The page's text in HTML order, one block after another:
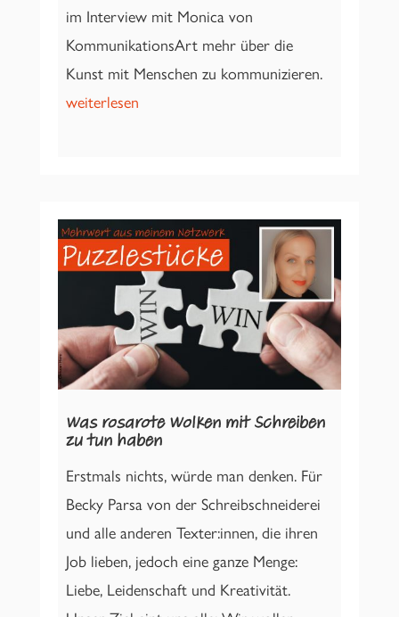
im Interview mit Monica von
KommunikationsArt mehr über die
Kunst mit Menschen zu kommunizieren.
weiterlesen
Was rosarote Wolken mit Schreiben
zu tun haben
Erstmals nichts, würde man denken. Für
Becky Parsa von der Schreibschneiderei
und alle anderen Texter:innen, die ihren
Job lieben, jedoch eine ganze Menge:
Liebe, Leidenschaft und Kreativität.